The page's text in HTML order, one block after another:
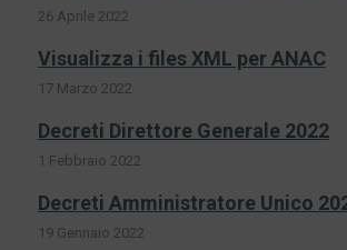
26 Aprile 2022
Visualizza i files XML per ANAC
17 Marzo 2022
Decreti Direttore Generale 2022
1 Febbraio 2022
Decreti Amministratore Unico
19 Gennaio 2022